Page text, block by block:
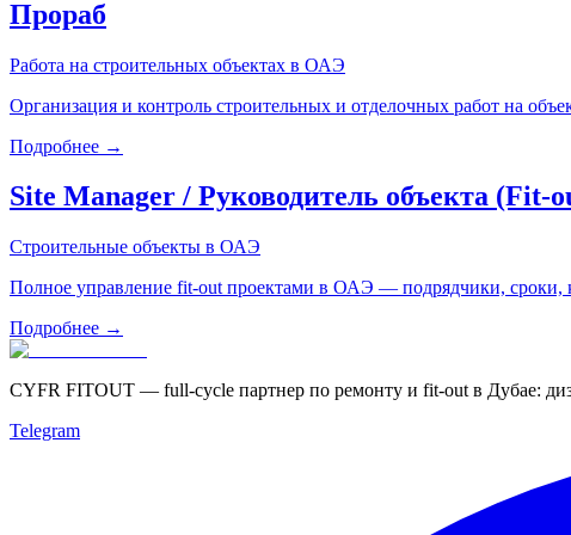
Прораб
Работа на строительных объектах в ОАЭ
Организация и контроль строительных и отделочных работ на
Подробнее →
Site Manager / Руководитель объекта (Fit-
Строительные объекты в ОАЭ
Полное управление fit-out проектами в ОАЭ — подрядчики, сроки,
Подробнее →
CYFR FITOUT — full-cycle партнер по ремонту и fit-out в Дубае:
Telegram